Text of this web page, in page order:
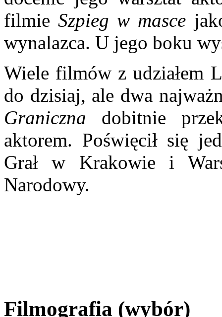
filmieSzpieg w masce
wynalazca. U jego boku
Wiele filmów z udziałem
do dzisiaj, ale dwa
Graniczna dobitnie
aktorem. Poświęcił się
Grał w Krakowie i
Narodowy.
Filmografia (wybór)